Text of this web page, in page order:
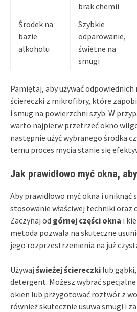
brak chemii
Środek na
bazie
alkoholu
Szybkie
odparowanie,
świetne na
smugi
Pamiętaj, aby używać
ściereczki z mikrofibry, które
i smug na powierzchni szyb. W
warto najpierw przetrzeć okno
następnie użyć wybranego środka
temu proces mycia stanie się
Jak prawidłowo myć okna,
Aby prawidłowo myć okna i
stosowanie właściwej techniki oraz
Zaczynaj od górnej części okna i
metoda pozwala na skuteczne
jego rozprzestrzenienia na już
Używaj świeżej ściereczki lub gąbki,
detergent. Możesz wybrać
okien lub przygotować roztwór z
również skutecznie usuwa smugi i